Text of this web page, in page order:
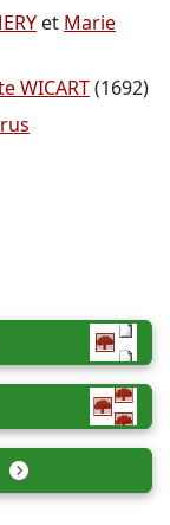
et Marie
WICART(1692)